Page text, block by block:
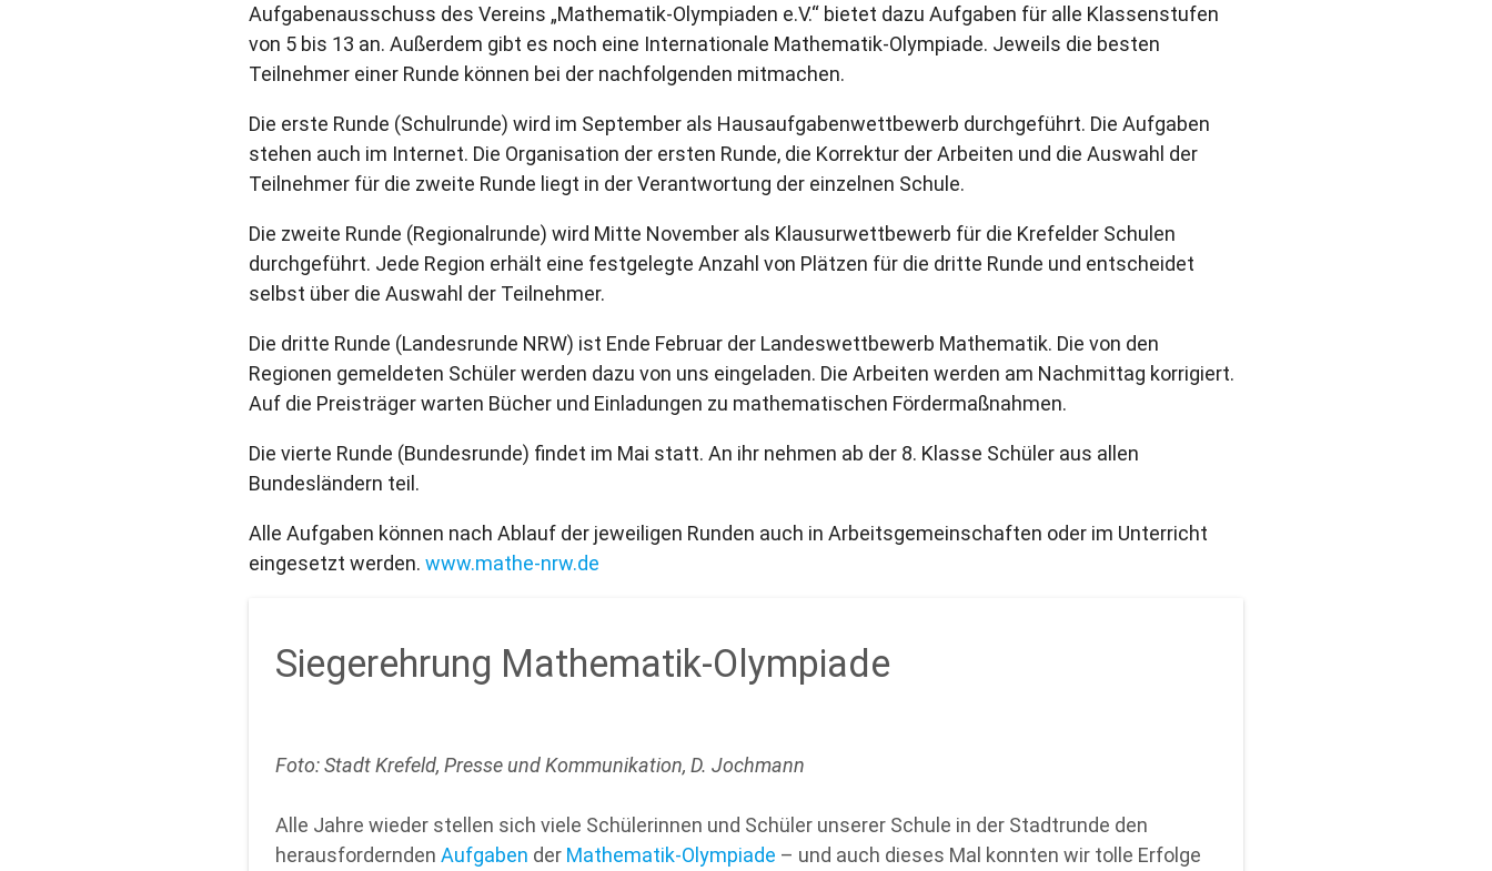
Aufgabenausschuss des Vereins „Mathematik-Olympiaden e.V.“ bietet dazu Aufgaben für alle Klassenstufen
von 5 bis 13 an. Außerdem gibt es noch eine Internationale Mathematik-Olympiade. Jeweils die besten
Teilnehmer einer Runde können bei der nachfolgenden mitmachen.
Die erste Runde (Schulrunde) wird im September als Hausaufgabenwettbewerb durchgeführt. Die Aufgaben
stehen auch im Internet. Die Organisation der ersten Runde, die Korrektur der Arbeiten und die Auswahl der
Teilnehmer für die zweite Runde liegt in der Verantwortung der einzelnen Schule.
Die zweite Runde (Regionalrunde) wird Mitte November als Klausurwettbewerb für die Krefelder Schulen
durchgeführt. Jede Region erhält eine festgelegte Anzahl von Plätzen für die dritte Runde und entscheidet
selbst über die Auswahl der Teilnehmer.
Die dritte Runde (Landesrunde NRW) ist Ende Februar der Landeswettbewerb Mathematik. Die von den
Regionen gemeldeten Schüler werden dazu von uns eingeladen. Die Arbeiten werden am Nachmittag korrigiert.
Auf die Preisträger warten Bücher und Einladungen zu mathematischen Fördermaßnahmen.
Die vierte Runde (Bundesrunde) findet im Mai statt. An ihr nehmen ab der 8. Klasse Schüler aus allen
Bundesländern teil.
Alle Aufgaben können nach Ablauf der jeweiligen Runden auch in Arbeitsgemeinschaften oder im Unterricht
eingesetzt werden. www.mathe-nrw.de
Siegerehrung Mathematik-Olympiade
Foto: Stadt Krefeld, Presse und Kommunikation, D. Jochmann
Alle Jahre wieder stellen sich viele Schülerinnen und Schüler unserer Schule in der Stadtrunde den
herausfordernden Aufgaben der Mathematik-Olympiade – und auch dieses Mal konnten wir tolle Erfolge